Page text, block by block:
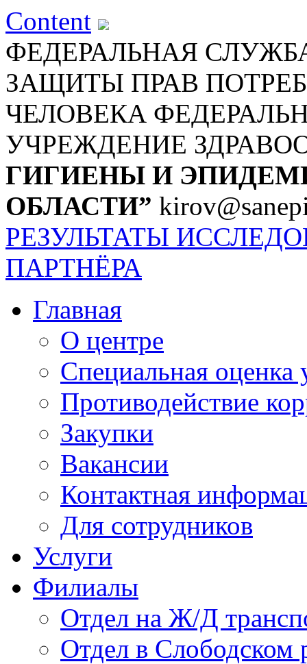
Content
ФЕДЕРАЛЬНАЯ
ЗАЩИТЫ ПРАВ
ЧЕЛОВЕКА
УЧРЕЖДЕНИЕ
ГИГИЕНЫ И
ОБЛАСТИ”
РЕЗУЛЬТАТЫ
ПАРТНЁРА
Главная
О центре
Специальная оценка
Противодействие
Закупки
Вакансии
Контактная
Для сотрудников
Услуги
Филиалы
Отдел на Ж/Д
Отдел в Слободском